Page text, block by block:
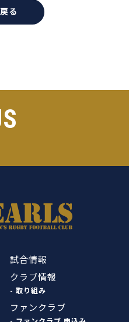
る
試合情報
クラブ情報
- 取り組み
ファンクラブ